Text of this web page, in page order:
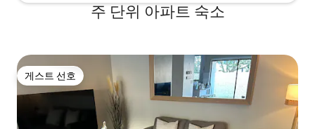
주 단위 아파트 숙소
게스트 선호
게스트 선호